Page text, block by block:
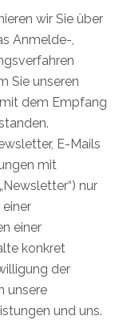
wir Sie über
Anmelde-,
Sie unseren
dem Empfang
E-Mails
mit
nur
einer
konkret
der
unsere
und uns.